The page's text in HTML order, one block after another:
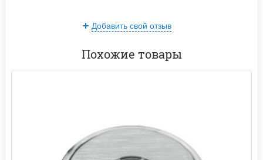
Добавить свой отзыв
Похожие товары